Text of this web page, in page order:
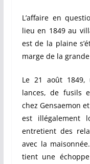
L’affaire en
lieu en 1849 au
est de la plaine
marge de la
Le 21 août 1849,
lances, de fusils
chez Gensaemon
est illégalement
entretient des
avec la
tient une